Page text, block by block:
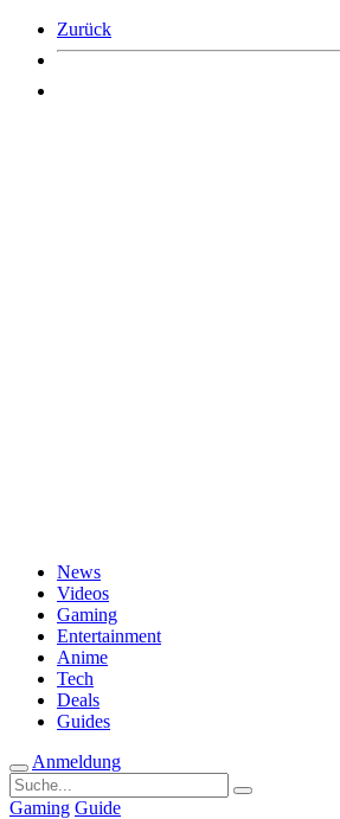
Zurück
News
Videos
Gaming
Entertainment
Anime
Tech
Deals
Guides
Anmeldung
Suche
nach:
Gaming Guide